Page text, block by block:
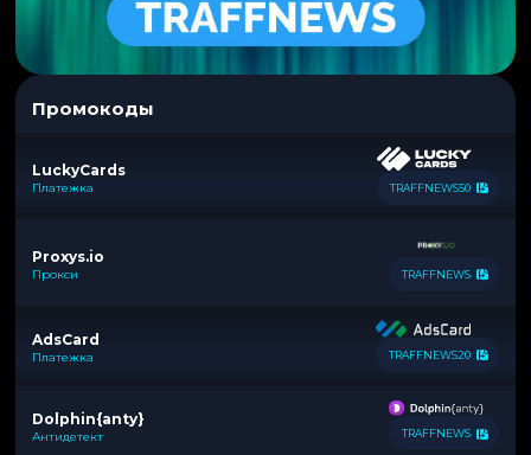
Промокоды
LuckyCards
Платежка TRAFFNEWS50
Proxys.io
Прокси TRAFFNEWS
AdsCard
Платежка TRAFFNEWS20
Dolphin{anty}
Антидетект TRAFFNEWS